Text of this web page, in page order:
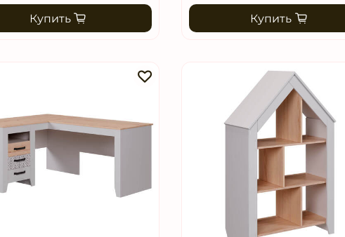
Купить Купить